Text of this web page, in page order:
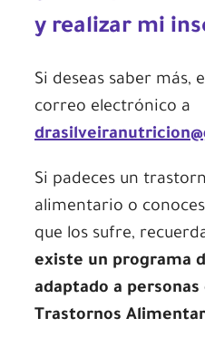
y realizar mi
Si deseas saber más,
correo electrónico a
Si padeces un
alimentario o
que los sufre,
existe un programa
adaptado a personas
Trastornos